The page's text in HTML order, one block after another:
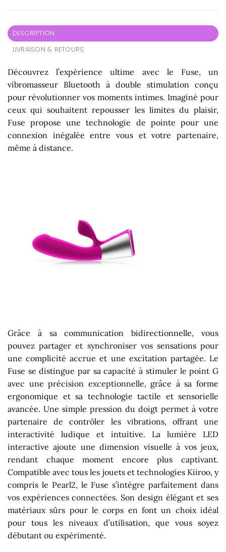
DESCRIPTION
LIVRAISON & RETOURS
Découvrez l’expérience ultime avec le Fuse, un
vibromasseur Bluetooth à double stimulation conçu
pour révolutionner vos moments intimes. Imaginé pour
ceux qui souhaitent repousser les limites du plaisir,
Fuse propose une technologie de pointe pour une
connexion inégalée entre vous et votre partenaire,
même à distance.
Grâce à sa communication bidirectionnelle, vous
pouvez partager et synchroniser vos sensations pour
une complicité accrue et une excitation partagée. Le
Fuse se distingue par sa capacité à stimuler le point G
avec une précision exceptionnelle, grâce à sa forme
ergonomique et sa technologie tactile et sensorielle
avancée. Une simple pression du doigt permet à votre
partenaire de contrôler les vibrations, offrant une
interactivité ludique et intuitive. La lumière LED
interactive ajoute une dimension visuelle à vos jeux,
rendant chaque moment encore plus captivant.
Compatible avec tous les jouets et technologies Kiiroo, y
compris le Pearl2, le Fuse s’intègre parfaitement dans
vos expériences connectées. Son design élégant et ses
matériaux sûrs pour le corps en font un choix idéal
pour tous les niveaux d’utilisation, que vous soyez
débutant ou expérimenté.